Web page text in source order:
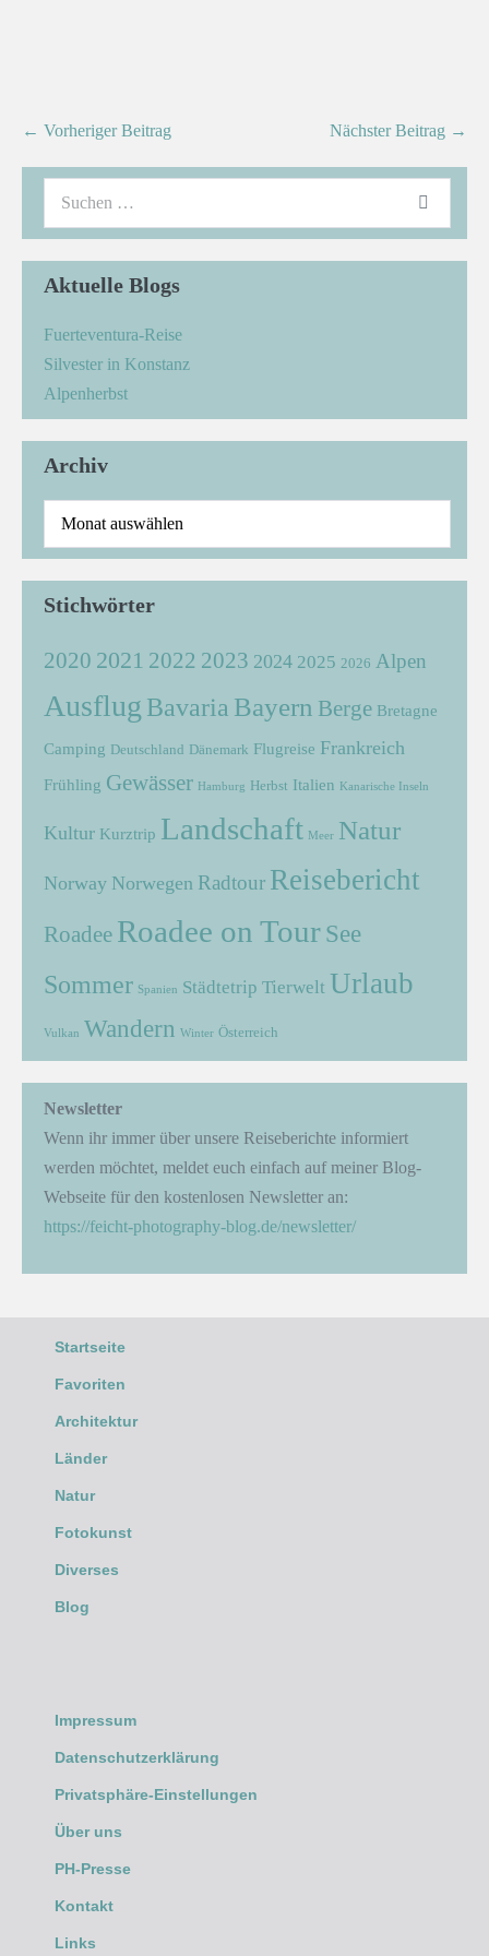
← Vorheriger Beitrag Nächster Beitrag →
Aktuelle Blogs
Fuerteventura-Reise
Silvester in Konstanz
Alpenherbst
Archiv
Stichwörter
2020 2021 2022 2023 2024 2025 2026 Alpen
Ausflug Bavaria Bayern Berge Bretagne
Camping Deutschland Dänemark Flugreise Frankreich
Frühling Gewässer Hamburg Herbst Italien Kanarische Inseln
Kultur Kurztrip Landschaft Meer Natur
Norway Norwegen Radtour Reisebericht
Roadee Roadee on Tour See
Sommer Spanien Städtetrip Tierwelt Urlaub
Vulkan Wandern Winter Österreich
Newsletter
Wenn ihr immer über unsere Reiseberichte informiert
werden möchtet, meldet euch einfach auf meiner Blog-
Webseite für den kostenlosen Newsletter an:
https://feicht-photography-blog.de/newsletter/
Startseite
Favoriten
Architektur
Länder
Natur
Fotokunst
Diverses
Blog
Impressum
Datenschutzerklärung
Privatsphäre-Einstellungen
Über uns
PH-Presse
Kontakt
Links